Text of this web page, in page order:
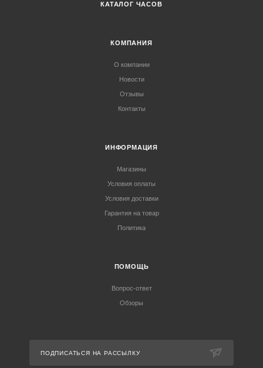
КАТАЛОГ ЧАСОВ
КОМПАНИЯ
О компании
Новости
Отзывы
Контакты
ИНФОРМАЦИЯ
Магазины
Условия оплаты
Условия доставки
Гарантия на товар
Политика
ПОМОЩЬ
Вопрос-ответ
Обзоры
ПОДПИСАТЬСЯ НА РАССЫЛКУ